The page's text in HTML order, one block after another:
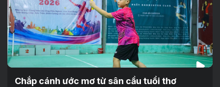
Chắp cánh ước mơ từ sân cầu tuổi thơ